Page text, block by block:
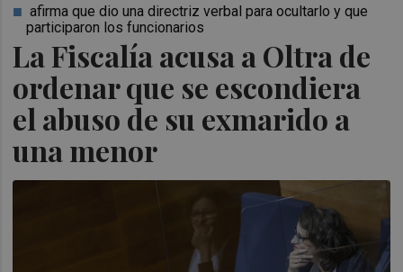
La Fiscalía acusa a Oltra de
ordenar que se escondiera
el abuso de su exmarido a
una menor
afirma que dio una directriz verbal para ocultarlo y que
participaron los funcionarios